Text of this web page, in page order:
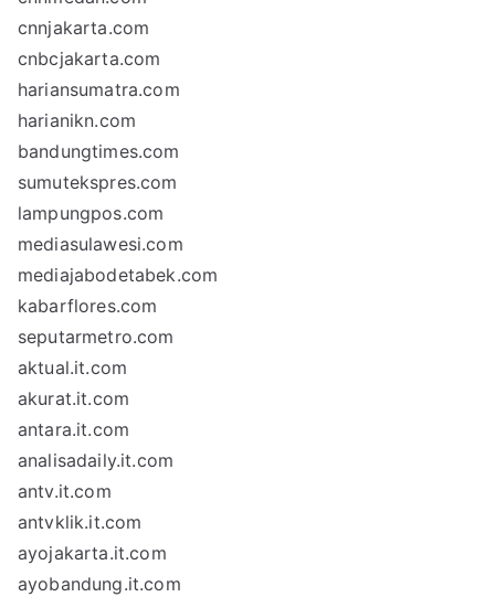
cnnjakarta.com
cnbcjakarta.com
hariansumatra.com
harianikn.com
bandungtimes.com
sumutekspres.com
lampungpos.com
mediasulawesi.com
mediajabodetabek.com
kabarflores.com
seputarmetro.com
aktual.it.com
akurat.it.com
antara.it.com
analisadaily.it.com
antv.it.com
antvklik.it.com
ayojakarta.it.com
ayobandung.it.com